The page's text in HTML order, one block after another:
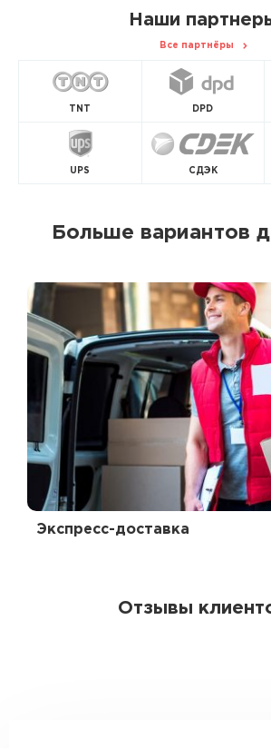
Наши
Все партнёры
TNT DPD
UPS СДЭК
Больше вариантов
Экспресс-доставка
Отзывы